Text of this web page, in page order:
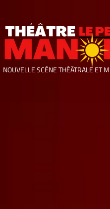
NOUVELLE SCÈNE THÉÂTRALE ET